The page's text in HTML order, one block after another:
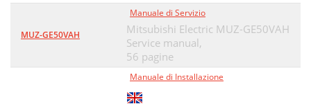
MUZ-GE50VAH
Manuale di Servizio
Mitsubishi Electric MUZ-GE50VAH
Service manual,
56 pagine
Manuale di Installazione